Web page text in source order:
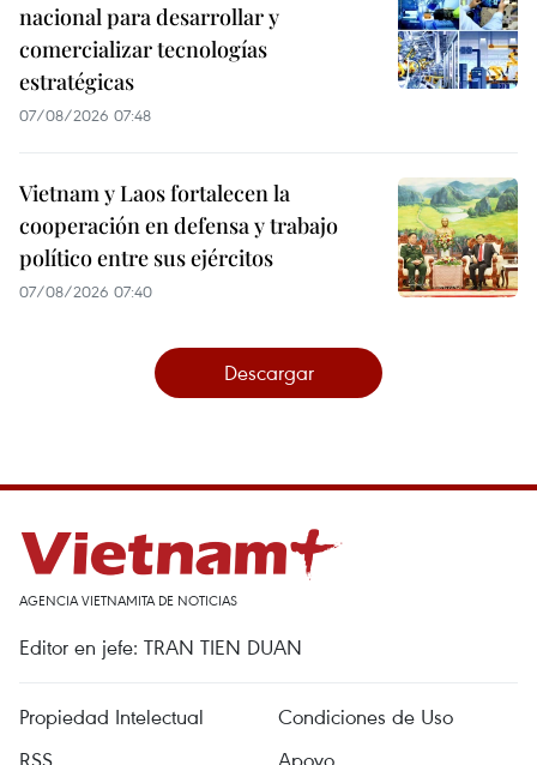
nacional para desarrollar y
comercializar tecnologías
estratégicas
07/08/2026 07:48
Vietnam y Laos fortalecen la
cooperación en defensa y trabajo
político entre sus ejércitos
07/08/2026 07:40
Descargar
AGENCIA VIETNAMITA DE NOTICIAS
Editor en jefe: TRAN TIEN DUAN
Propiedad Intelectual
Condiciones de Uso